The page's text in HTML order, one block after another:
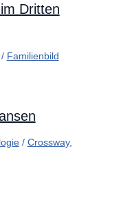
Dritten
Familienbild
/ Crossway,